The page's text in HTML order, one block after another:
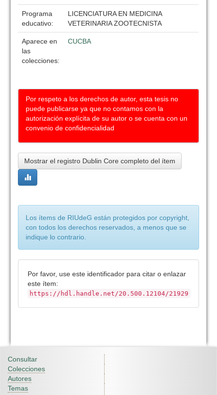
Programa
educativo:
LICENCIATURA EN MEDICINA
VETERINARIA ZOOTECNISTA
Aparece en
las
colecciones:
CUCBA
Por respeto a los derechos de autor, esta tesis no
puede publicarse ya que no contamos con la
autorización explícita de su autor o se cuenta con un
convenio de confidencialidad
Mostrar el registro Dublin Core completo del ítem
Los ítems de RIUdeG están protegidos por copyright,
con todos los derechos reservados, a menos que se
indique lo contrario.
Por favor, use este identificador para citar o enlazar
este ítem:
https://hdl.handle.net/20.500.12104/21929
Consultar
Colecciones
Autores
Temas